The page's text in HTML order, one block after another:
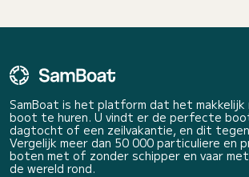
SamBoat is het platform dat het makkelijk
boot te huren. U vindt er de perfecte
dagtocht of een zeilvakantie, en dit
Vergelijk meer dan 50 000 particuliere en
boten met of zonder schipper en vaar
de wereld rond.